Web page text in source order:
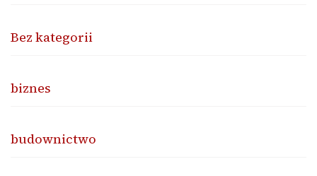
Bez kategorii
biznes
budownictwo